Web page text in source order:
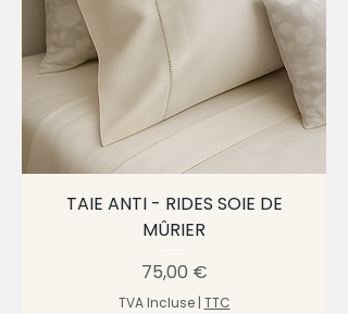
TAIE ANTI - RIDES SOIE DE
MÛRIER
Prix
75,00 €
TVA Incluse| TTC